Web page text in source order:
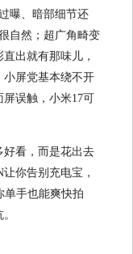
曝、暗部细节还
自然；超广角畸变
出就有那味儿，
小屏党基本绕不开
误触，小米17可
好看，而是花出去
你告别充电宝，
单手也能爽快拍